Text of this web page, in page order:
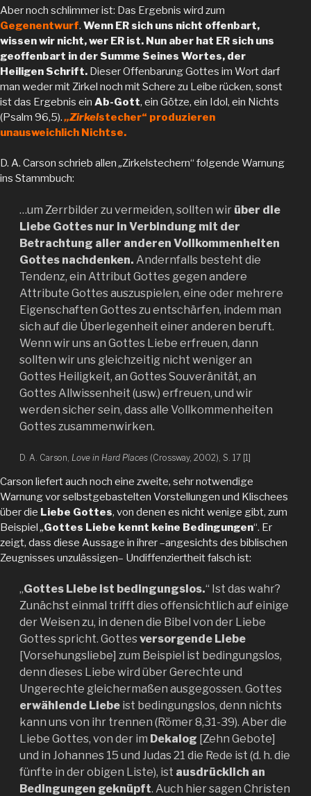
Aber noch schlimmer ist: Das Ergebnis wird zum
Gegenentwurf. Wenn ER sich uns nicht offenbart,
wissen wir nicht, wer ER ist. Nun aber hat ER sich uns
geoffenbart in der Summe Seines Wortes, der
Heiligen Schrift. Dieser Offenbarung Gottes im Wort darf
man weder mit Zirkel noch mit Schere zu Leibe rücken, sonst
ist das Ergebnis ein Ab-Gott, ein Götze, ein Idol, ein Nichts
(Psalm 96,5).„Zirkelstecher“ produzieren
unausweichlich Nichtse.
D. A. Carson schrieb allen„Zirkelstechern“ folgende Warnung
ins Stammbuch:
…um Zerrbilder zu vermeiden, sollten wir über die
Liebe Gottes nur in Verbindung mit der
Betrachtung aller anderen Vollkommenheiten
Gottes nachdenken. Andernfalls besteht die
Tendenz, ein Attribut Gottes gegen andere
Attribute Gottes auszuspielen, eine oder mehrere
Eigenschaften Gottes zu entschärfen, indem man
sich auf die Überlegenheit einer anderen beruft.
Wenn wir uns an Gottes Liebe erfreuen, dann
sollten wir uns gleichzeitig nicht weniger an
Gottes Heiligkeit, an Gottes Souveränität, an
Gottes Allwissenheit (usw.) erfreuen, und wir
werden sicher sein, dass alle Vollkommenheiten
Gottes zusammenwirken.
D. A. Carson, Love in Hard Places (Crossway, 2002), S. 17 [1]
Carson liefert auch noch eine zweite, sehr notwendige
Warnung vor selbstgebastelten Vorstellungen und Klischees
über die Liebe Gottes, von denen es nicht wenige gibt, zum
Beispiel „Gottes Liebe kennt keine Bedingungen“. Er
zeigt, dass diese Aussage in ihrer –angesichts des biblischen
Zeugnisses unzulässigen– Undiffenziertheit falsch ist:
„Gottes Liebe ist bedingungslos.“ Ist das wahr?
Zunächst einmal trifft dies offensichtlich auf einige
der Weisen zu, in denen die Bibel von der Liebe
Gottes spricht. Gottesversorgende Liebe
[Vorsehungsliebe] zum Beispiel ist bedingungslos,
denn dieses Liebe wird über Gerechte und
Ungerechte gleichermaßen ausgegossen. Gottes
erwählende Liebe ist bedingungslos, denn nichts
kann uns von ihr trennen (Römer 8,31-39). Aber die
Liebe Gottes, von der im Dekalog [Zehn Gebote]
und in Johannes 15 und Judas 21 die Rede ist (d. h. die
fünfte in der obigen Liste), ist ausdrücklich an
Bedingungen geknüpft. Auch hier sagen Christen